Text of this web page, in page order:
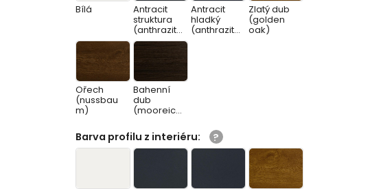
Bílá Antracit
struktura
(anthrazitg
rau)
Antracit
hladký
(anthrazitg
Zlatý dub
(golden
oak)
Ořech
(nussbau
m)
Bahenní
dub
(mooreich
Barva profilu z interiéru: